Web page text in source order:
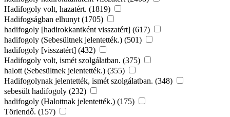
Hadifogoly volt, hazatért. (1819)
Hadifogságban elhunyt (1705)
hadifogoly [hadirokkantként visszatért] (617)
hadifogoly (Sebesültnek jelentették.) (501)
hadifogoly [visszatért] (432)
Hadifogoly volt, ismét szolgálatban. (375)
halott (Sebesültnek jelentették.) (355)
Hadifogolynak jelentették, ismét szolgálatban. (348)
sebesült hadifogoly (232)
hadifogoly (Halottnak jelentették.) (175)
Törlendő. (157)